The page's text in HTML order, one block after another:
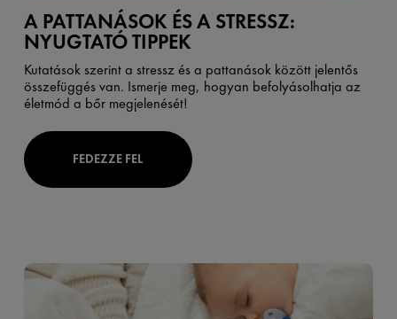
A PATTANÁSOK ÉS A STRESSZ:
NYUGTATÓ TIPPEK
Kutatások szerint a stressz és a pattanások között jelentős
összefüggés van. Ismerje meg, hogyan befolyásolhatja az
életmód a bőr megjelenését!
FEDEZZE FEL